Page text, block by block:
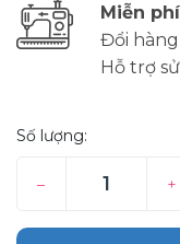
Miễn
Đổi
Hỗ trợ
Số lượng:
– +